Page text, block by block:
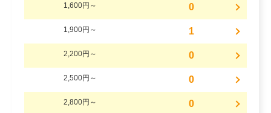
1,600円～ 0
1,900円～ 1
2,200円～ 0
2,500円～ 0
2,800円～ 0